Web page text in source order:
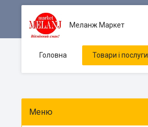
Меланж Маркет
Головна Товари і послуги